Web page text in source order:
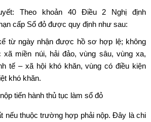
Theo khoản 40 Điều 2 Nghị định
cấp Sổ đỏ được quy định như sau:
từ ngày nhận được hồ sơ hợp lệ; không
miền núi, hải đảo, vùng sâu, vùng xa,
tế – xã hội khó khăn, vùng có điều kiện
khó khăn.
tiến hành thủ tục làm sổ đỏ
nếu thuộc trường hợp phải nộp. Đây là chi